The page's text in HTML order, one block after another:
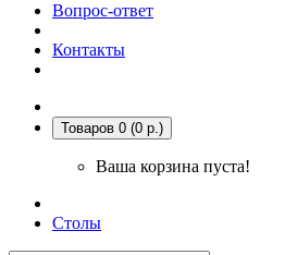
Вопрос-ответ
Контакты
Товаров 0 (0 р.)
Ваша корзина пуста!
Столы